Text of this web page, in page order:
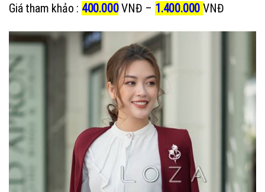
Giá tham khảo : 400.000VNĐ – 1.400.000VNĐ